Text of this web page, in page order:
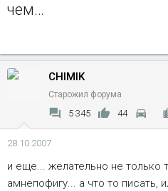
чем…
CHIMIK
Старожил форума
5 345 44
28.10.2007
и еще... желательно не только
амнепофигу... а что то писать,